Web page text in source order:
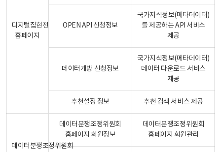
디지털집현전
홈페이지
OPEN API 신청정보
국가지식정보(메타데이터)
를 제공하는 API 서비스
제공
데이터개방 신청정보
국가지식정보(메타데이터)
데이터 다운로드 서비스
제공
추천설정 정보 추천 검색 서비스 제공
데이터분쟁조정위원회
데이터분쟁조정위원회
홈페이지 회원정보
데이터분쟁조정위원회
홈페이지 회원관리